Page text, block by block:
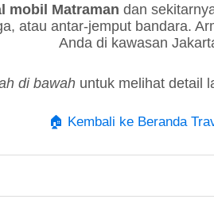
mobil Matraman dan
atau antar-jemput bandara.
Anda di kawasan
di bawahuntuk melihat detail
🏠 Kembali ke Beranda